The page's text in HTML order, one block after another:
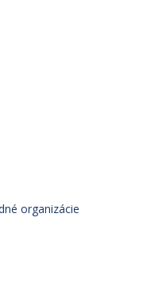
organizácie